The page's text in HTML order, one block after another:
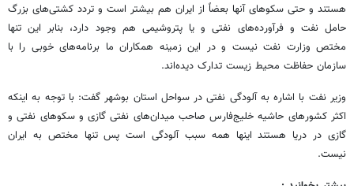
هستند و حتی سکوهای آنها بعضاً از ایران هم بیشتر است و تردد کشتی‌های بزرگ
حامل نفت و فرآورده‌های نفتی و یا پتروشیمی هم وجود دارد، بنابر این تنها
مختص وزارت نفت نیست و در این زمینه همکاران ما برنامه‌های خوبی را با
سازمان حفاظت محیط زیست تدارک دیده‌اند.
وزیر نفت با اشاره به آلودگی نفتی در سواحل استان بوشهر گفت: با توجه به اینکه
اکثر کشورهای حاشیه خلیج‌فارس صاحب میدان‌های نفتی گازی و سکوهای نفتی و
گازی در دریا هستند اینها همه سبب آلودگی است پس تنها مختص به ایران
نیست.